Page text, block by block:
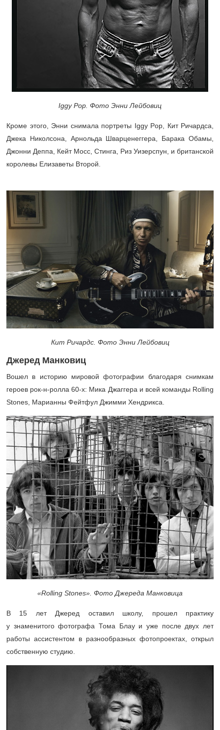
Iggy Pop. Фото Энни Лейбовиц
Кроме этого, Энни снимала портреты Iggy Pop, Кит Ричардса,
Джека Николсона, Арнольда Шварценеггера, Барака Обамы,
Джонни Деппа, Кейт Мосс, Стинга, Риз Уизерспун, и британской
королевы Елизаветы Второй.
Кит Ричардс. Фото Энни Лейбовиц
Джеред Манковиц
Вошел в историю мировой фотографии благодаря снимкам
героев рок-н-ролла60-х: Мика Джаггера и всей команды Rolling
Stones, Марианны Фейтфул Джимми Хендрикса.
«Rolling Stones». Фото Джереда Манковица
В 15 лет Джеред оставил школу, прошел практику
у знаменитого фотографа Тома Блау и уже после двух лет
работы ассистентом в разнообразных фотопроектах, открыл
собственную студию.